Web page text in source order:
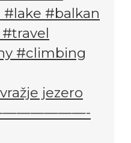
jezero